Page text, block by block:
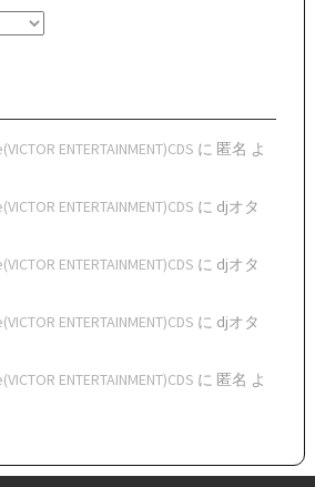
ENTERTAINMENT)CDS に 匿名 よ
ENTERTAINMENT)CDS に djオタ
ENTERTAINMENT)CDS に djオタ
ENTERTAINMENT)CDS に djオタ
ENTERTAINMENT)CDS に 匿名 よ